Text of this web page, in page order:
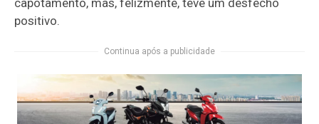
positivo.
Continua após a publicidade